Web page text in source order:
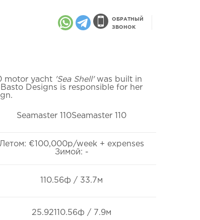
ОБРАТНЫЙ
ЗВОНОК
motor yacht 'Sea Shell'was built in
Designs is responsible for her
Seamaster 110Seamaster 110
€100,000p/week + expenses
Зимой: -
110.56ф / 33.7м
25.92110.56ф / 7.9м